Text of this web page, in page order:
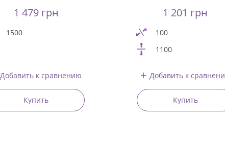
1 479 грн
1500
Добавить к сравнению
Купить
1 201 грн
100
1100
Добавить к
Купить